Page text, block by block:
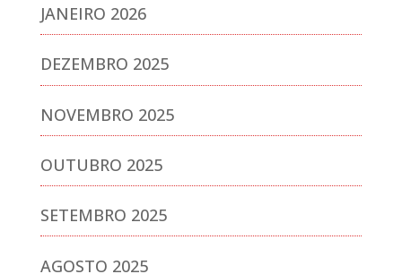
JANEIRO 2026
DEZEMBRO 2025
NOVEMBRO 2025
OUTUBRO 2025
SETEMBRO 2025
AGOSTO 2025